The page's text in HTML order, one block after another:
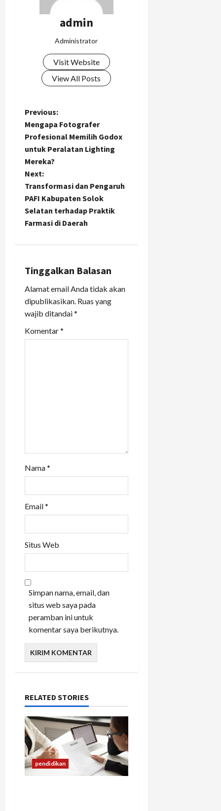
admin
Administrator
Visit Website
View All Posts
P
o
s
t
n
a
g
a
i
Previous:
Mengapa Fotografer
Profesional Memilih Godox
untuk Peralatan Lighting
Mereka?
Next:
Transformasi dan Pengaruh
PAFI Kabupaten Solok
Selatan terhadap Praktik
Farmasi di Daerah
Tinggalkan Balasan
Alamat email Anda tidak akan
dipublikasikan. Ruas yang
wajib ditandai*
Komentar*
Nama*
Email*
Situs Web
Simpan nama, email, dan
situs web saya pada
peramban ini untuk
komentar saya berikutnya.
RELATED STORIES
pendidikan